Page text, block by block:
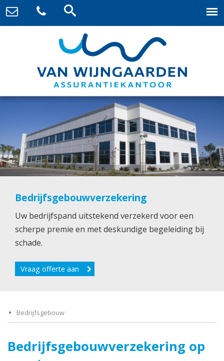
Bedrijfsgebouwverzekering
Uw bedrijfspand uitstekend verzekerd voor een
scherpe premie en met deskundige begeleiding bij
schade.
Vraag offerte aan
Bedrijfsgebouw
Bedrijfsgebouwverzekering op